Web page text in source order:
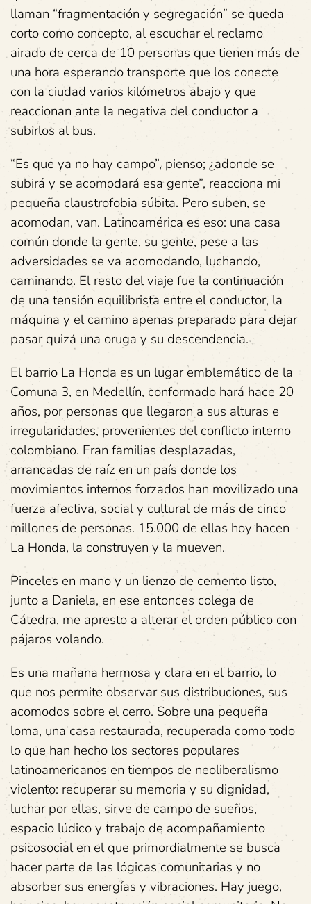
llaman “fragmentación y segregación” se queda
corto como concepto, al escuchar el reclamo
airado de cerca de 10 personas que tienen más de
una hora esperando transporte que los conecte
con la ciudad varios kilómetros abajo y que
reaccionan ante la negativa del conductor a
subirlos al bus.
“Es que ya no hay campo”, pienso; ¿adonde se
subirá y se acomodará esa gente”, reacciona mi
pequeña claustrofobia súbita. Pero suben, se
acomodan, van. Latinoamérica es eso: una casa
común donde la gente, su gente, pese a las
adversidades se va acomodando, luchando,
caminando. El resto del viaje fue la continuación
de una tensión equilibrista entre el conductor, la
máquina y el camino apenas preparado para dejar
pasar quizá una oruga y su descendencia.
El barrio La Honda es un lugar emblemático de la
Comuna 3, en Medellín, conformado hará hace 20
años, por personas que llegaron a sus alturas e
irregularidades, provenientes del conflicto interno
colombiano. Eran familias desplazadas,
arrancadas de raíz en un país donde los
movimientos internos forzados han movilizado una
fuerza afectiva, social y cultural de más de cinco
millones de personas. 15.000 de ellas hoy hacen
La Honda, la construyen y la mueven.
Pinceles en mano y un lienzo de cemento listo,
junto a Daniela, en ese entonces colega de
Cátedra, me apresto a alterar el orden público con
pájaros volando.
Es una mañana hermosa y clara en el barrio, lo
que nos permite observar sus distribuciones, sus
acomodos sobre el cerro. Sobre una pequeña
loma, una casa restaurada, recuperada como todo
lo que han hecho los sectores populares
latinoamericanos en tiempos de neoliberalismo
violento: recuperar su memoria y su dignidad,
luchar por ellas, sirve de campo de sueños,
espacio lúdico y trabajo de acompañamiento
psicosocial en el que primordialmente se busca
hacer parte de las lógicas comunitarias y no
absorber sus energías y vibraciones. Hay juego,